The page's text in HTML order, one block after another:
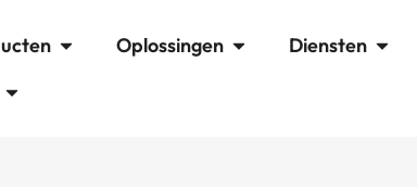
Oplossingen Diensten